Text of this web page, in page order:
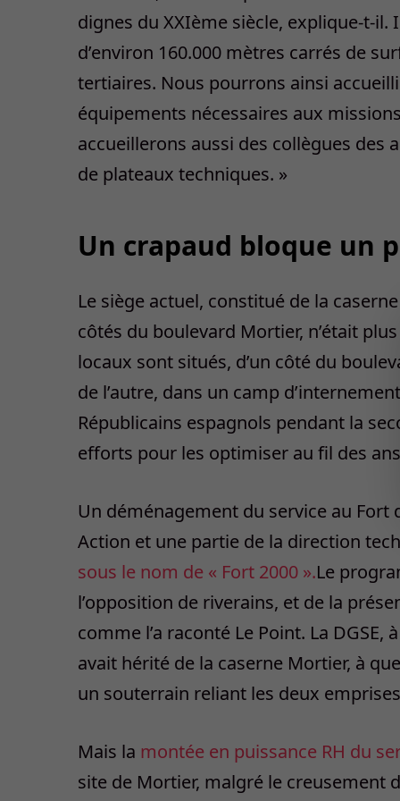
dignes du XXIème siècle, explique-t-il.
d’environ 160.000 mètres carrés de
tertiaires. Nous pourrons ainsi
équipements nécessaires aux
accueillerons aussi des collègues des
de plateaux techniques. »
Un crapaud bloque un
Le siège actuel, constitué de la
côtés du boulevard Mortier, n’était
locaux sont situés, d’un côté du
de l’autre, dans un camp
Républicains espagnols pendant la
efforts pour les optimiser au fil des
Un déménagement du service au Fort
Action et une partie de la direction
sous le nom de « Fort 2000 ».Le
l’opposition de riverains, et de la
comme l’a raconté Le Point. La DGSE,
avait hérité de la caserne Mortier, à
un souterrain reliant les deux
Mais la montée en puissance RH du
site de Mortier, malgré le creusement